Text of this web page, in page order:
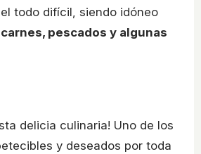
todo difícil, siendo idóneo
carnes, pescados y algunas
delicia culinaria! Uno de los
y deseados por toda